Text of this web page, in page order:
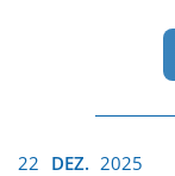
22 DEZ. 2025